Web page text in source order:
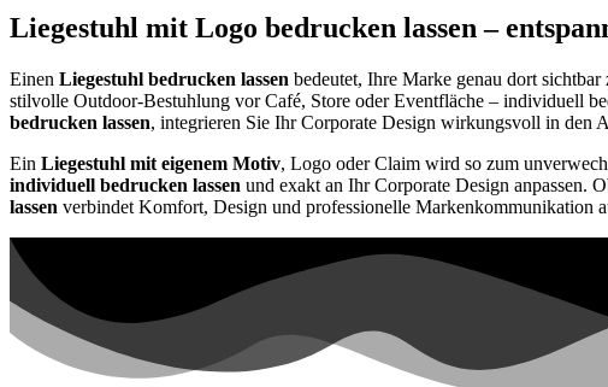
Liegestuhl mit Logo bedrucken lassen –
Einen Liegestuhl bedrucken lassen bedeutet, Ihre Marke genau dort
stilvolle Outdoor-Bestuhlung vor Café, Store oder Eventfläche – individuell
bedrucken lassen, integrieren Sie Ihr Corporate Design wirkungsvoll in den
Ein Liegestuhl mit eigenem Motiv, Logo oder Claim wird so zum
individuell bedrucken lassen und exakt an Ihr Corporate Design anpassen.
lassen verbindet Komfort, Design und professionelle Markenkommunikation